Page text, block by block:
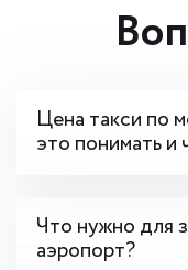
Цена такси по
это понимать и
Что нужно для
аэропорт?